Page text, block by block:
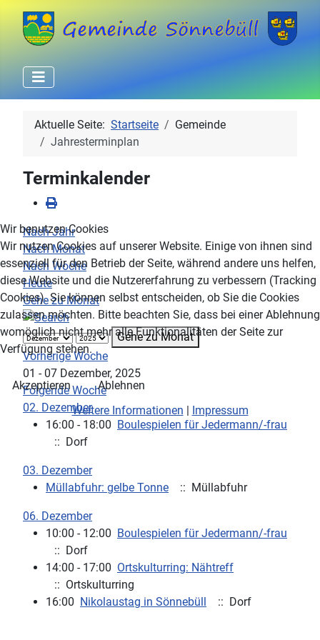
Aktuelle Seite: Startseite
Gemeinde
Jahresterminplan
Terminkalender
Nach Jahr
Nach Monat
Nach Woche
Heute
Gehe zu Monat
Gehe zu Monat
Vorherige Woche
01 - 07 Dezember, 2025
Folgende Woche
02. Dezember
16:00 - 18:00 Boulespielen für Jedermann/-frau
:: Dorf
03. Dezember
Müllabfuhr: gelbe Tonne
:: Müllabfuhr
06. Dezember
10:00 - 12:00 Boulespielen für Jedermann/-frau
:: Dorf
14:00 - 17:00 Ortskulturring: Nähtreff
:: Ortskulturring
16:00 Nikolaustag in Sönnebüll :: Dorf
Wir benutzen Cookies
Wir nutzen Cookies auf unserer Website. Einige von ihnen sind
essenziell für den Betrieb der Seite, während andere uns helfen,
diese Website und die Nutzererfahrung zu verbessern (Tracking
Cookies). Sie können selbst entscheiden, ob Sie die Cookies
zulassen möchten. Bitte beachten Sie, dass bei einer Ablehnung
womöglich nicht mehr alle Funktionalitäten der Seite zur
Verfügung stehen.
Akzeptieren
Ablehnen
Weitere Informationen | Impressum